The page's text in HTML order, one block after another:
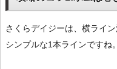
さくらデイジーは、横ライン
シンプルな1本ラインですね。